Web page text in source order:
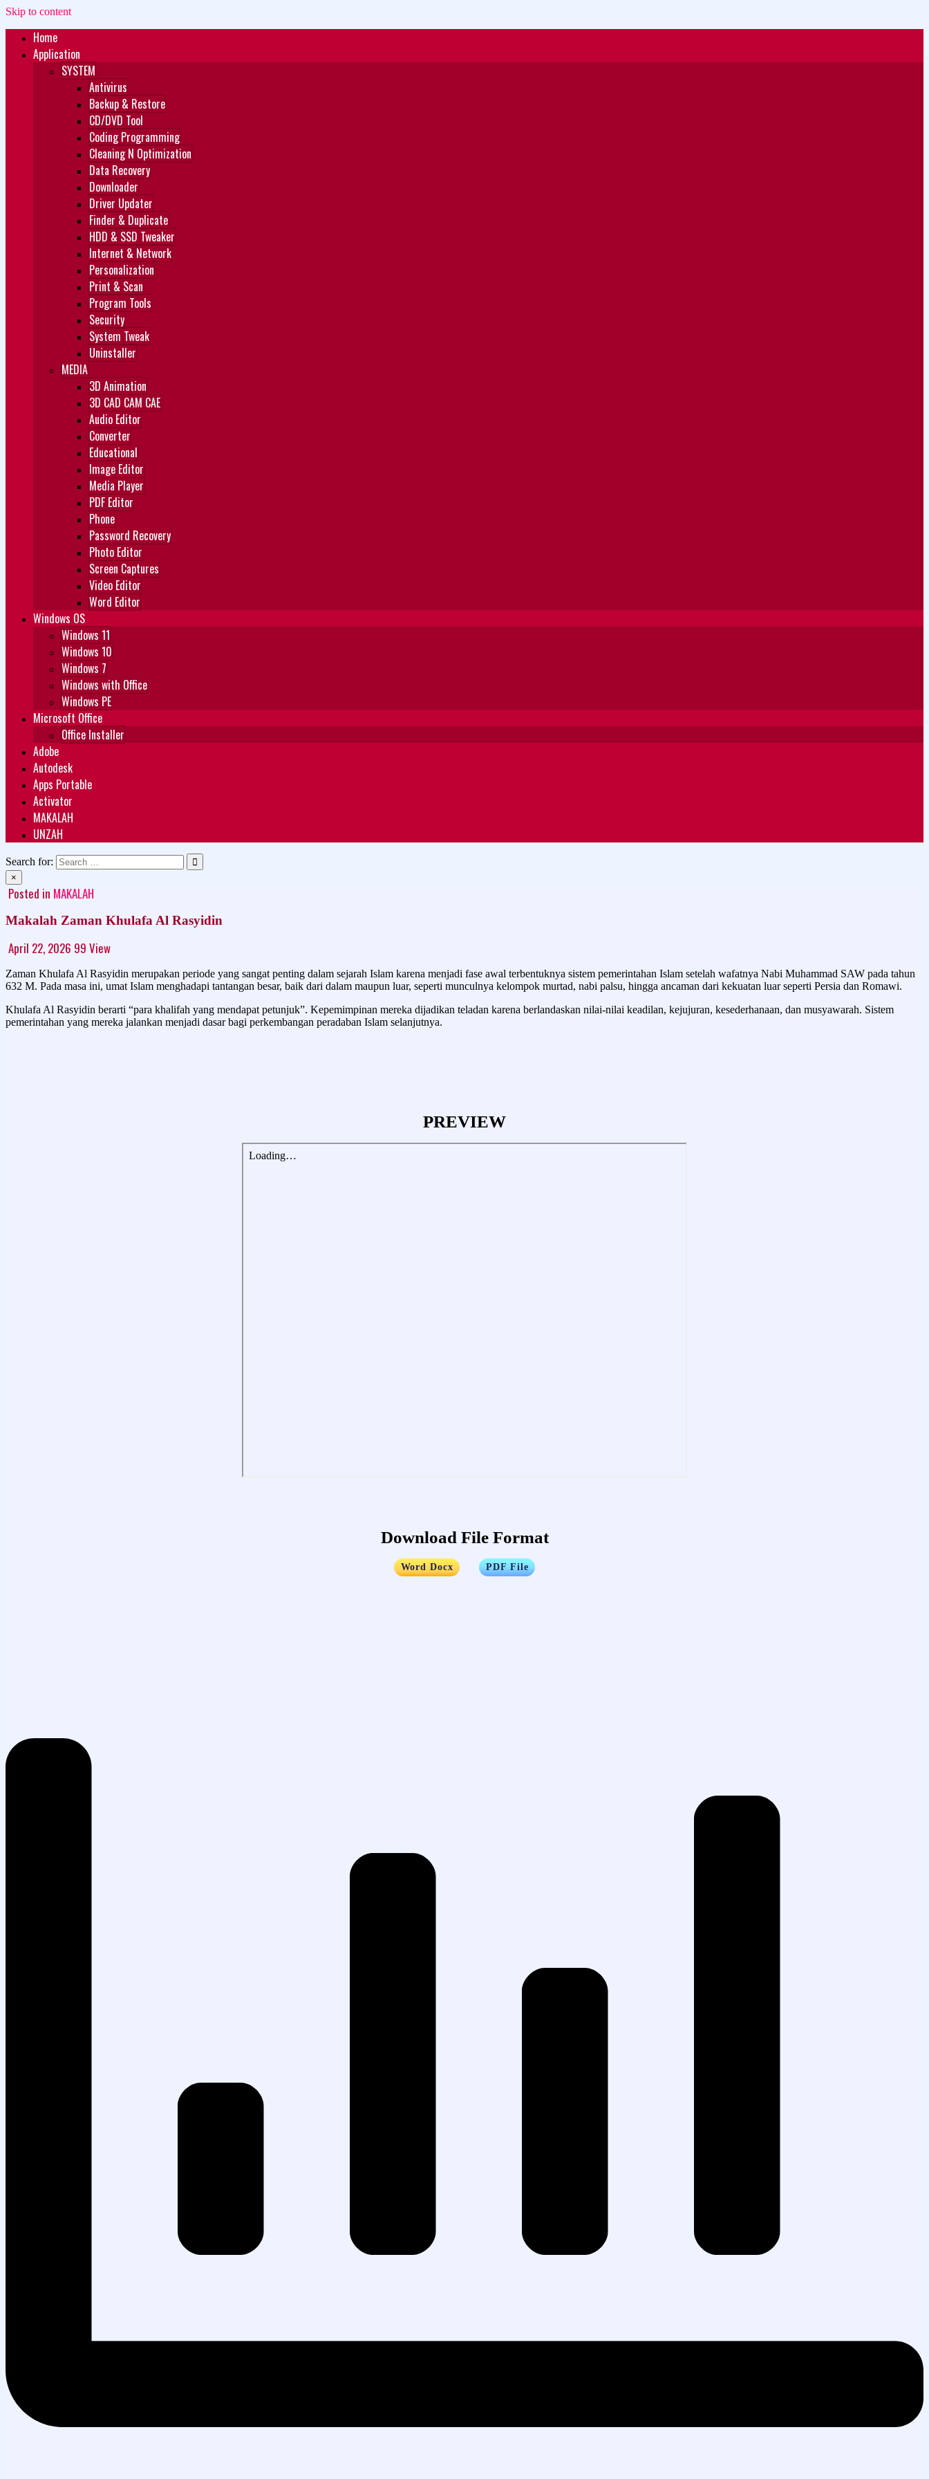
Skip to content
Zukét Printing
Free Download
Home
Application
SYSTEM
Antivirus
Backup & Restore
CD/DVD Tool
Coding Programming
Cleaning N Optimization
Data Recovery
Downloader
Driver Updater
Finder & Duplicate
HDD & SSD Tweaker
Internet & Network
Personalization
Print & Scan
Program Tools
Security
System Tweak
Uninstaller
MEDIA
3D Animation
3D CAD CAM CAE
Audio Editor
Converter
Educational
Image Editor
Media Player
PDF Editor
Phone
Password Recovery
Photo Editor
Screen Captures
Video Editor
Word Editor
Windows OS
Windows 11
Windows 10
Windows 7
Windows with Office
Windows PE
Microsoft Office
Office Installer
Adobe
Autodesk
Apps Portable
Activator
MAKALAH
UNZAH
Search for:
×
Posted in MAKALAH
Makalah Zaman Khulafa Al Rasyidin
April 22, 2026 99 View
Zaman Khulafa Al Rasyidin merupakan periode yang sangat penting dalam sejarah Islam karena menjadi fase awal terbentuknya sistem pemerintahan Islam setelah wafatnya Nabi Muhammad SAW pada tahun
632 M. Pada masa ini, umat Islam menghadapi tantangan besar, baik dari dalam maupun luar, seperti munculnya kelompok murtad, nabi palsu, hingga ancaman dari kekuatan luar seperti Persia dan Romawi.
Khulafa Al Rasyidin berarti “para khalifah yang mendapat petunjuk”. Kepemimpinan mereka dijadikan teladan karena berlandaskan nilai-nilai keadilan, kejujuran, kesederhanaan, dan musyawarah. Sistem
pemerintahan yang mereka jalankan menjadi dasar bagi perkembangan peradaban Islam selanjutnya.
PREVIEW
Download File Format
Word Docx ….. PDF File